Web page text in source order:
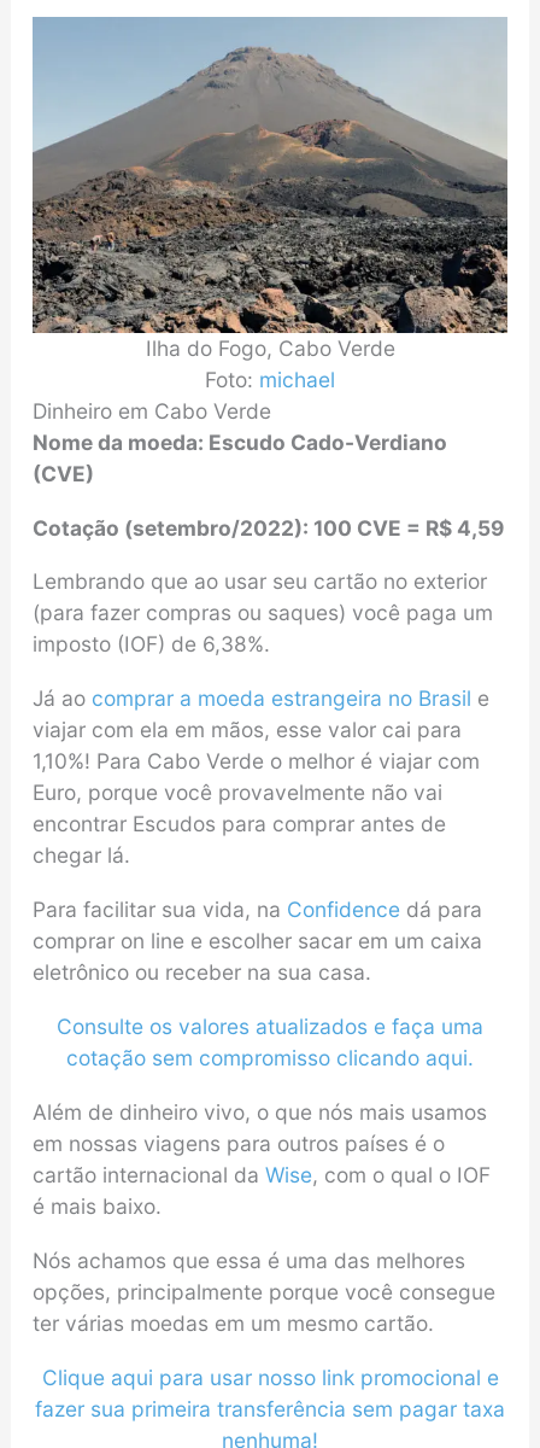
Ilha do Fogo, Cabo Verde
Foto: michael
Dinheiro em Cabo Verde
Nome da moeda: Escudo Cado-Verdiano
(CVE)
Cotação (setembro/2022): 100 CVE = R$ 4,59
Lembrando que ao usar seu cartão no exterior
(para fazer compras ou saques) você paga um
imposto (IOF) de 6,38%.
Já ao comprar a moeda estrangeira no Brasil e
viajar com ela em mãos, esse valor cai para
1,10%! Para Cabo Verde o melhor é viajar com
Euro, porque você provavelmente não vai
encontrar Escudos para comprar antes de
chegar lá.
Para facilitar sua vida, na Confidence dá para
comprar on line e escolher sacar em um caixa
eletrônico ou receber na sua casa.
Consulte os valores atualizados e faça uma
cotação sem compromisso clicando aqui.
Além de dinheiro vivo, o que nós mais usamos
em nossas viagens para outros países é o
cartão internacional da Wise, com o qual o IOF
é mais baixo.
Nós achamos que essa é uma das melhores
opções, principalmente porque você consegue
ter várias moedas em um mesmo cartão.
Clique aqui para usar nosso link promocional e
fazer sua primeira transferência sem pagar taxa
nenhuma!